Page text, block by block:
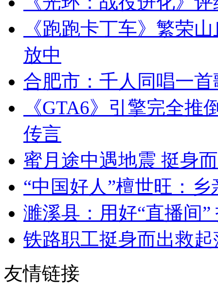
《跑跑卡丁车》繁荣
放中
合肥市：千人同唱一首
《GTA6》引擎完全
传言
蜜月途中遇地震 挺身
“中国好人”檀世旺：
濉溪县：用好“直播间”
铁路职工挺身而出救
友情链接